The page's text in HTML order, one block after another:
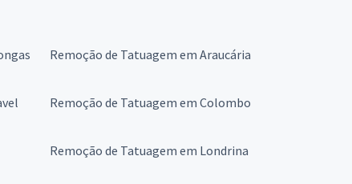
Remoção de Tatuagem em Araucária
Remoção de Tatuagem em Colombo
Remoção de Tatuagem em Londrina